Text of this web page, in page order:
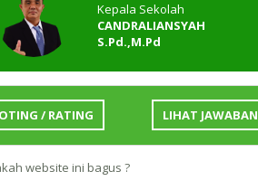
Kepala Sekolah
CANDRALIANSYAH
S.Pd.,M.Pd
/ RATING LIHAT JAWABAN
website ini bagus ?